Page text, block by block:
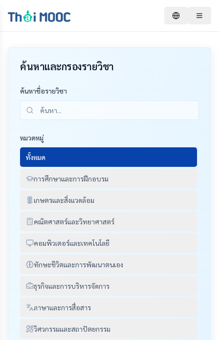
ค้นหาและกรองรายวิชา
ค้นหาชื่อรายวิชา
หมวดหมู่
ทั้งหมด
การศึกษาและการฝึกอบรม
เกษตรและสิ่งแวดล้อม
คณิตศาสตร์และวิทยาศาสตร์
คอมพิวเตอร์และเทคโนโลยี
ทักษะชีวิตและการพัฒนาตนเอง
ธุรกิจและการบริหารจัดการ
ภาษาและการสื่อสาร
วิศวกรรมและสถาปัตยกรรม